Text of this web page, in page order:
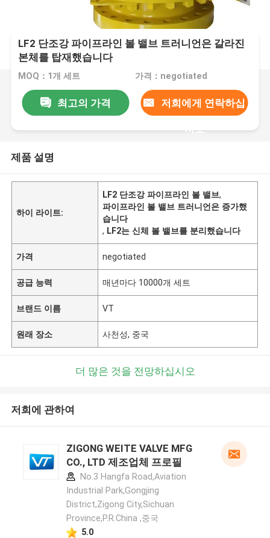
LF2 단조강 파이프라인 볼 밸브 트러니언은 갈라진
본체를 탑재했습니다
MOQ：1개 세트 가격：negotiated
최고의 가격 저희에게 연락하십
시오
제품 설명
하이 라이트:
LF2 단조강 파이프라인 볼 밸브,
파이프라인 볼 밸브 트러니언은 증가했
습니다
, LF2는 신체 볼 밸브를 분리했습니다
가격 negotiated
공급 능력 매년마다 10000개 세트
브랜드 이름 VT
원래 장소 사천성, 중국
더 많은 것을 전망하십시오
저희에 관하여
ZIGONG WEITE VALVE MFG
CO., LTD 제조업체 프로필
No.3 Hangfa Road,Aviation
Industrial Park,Gongjing
District,Zigong City,Sichuan
Province,P.R.China ,중국
5.0